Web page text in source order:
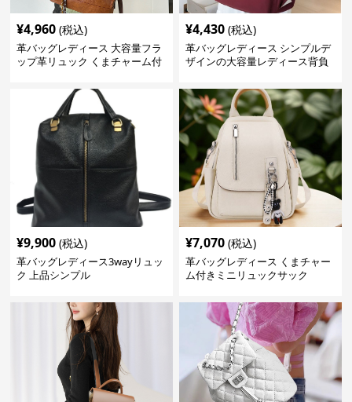
¥4,960 (税込)
革バッグレディース 大容量フラ
ップ革リュック くまチャーム付
¥4,430 (税込)
革バッグレディース シンプルデ
ザインの大容量レディース背負
¥9,900 (税込)
革バッグレディース3wayリュッ
ク 上品シンプル
¥7,070 (税込)
革バッグレディース くまチャー
ム付きミニリュックサック